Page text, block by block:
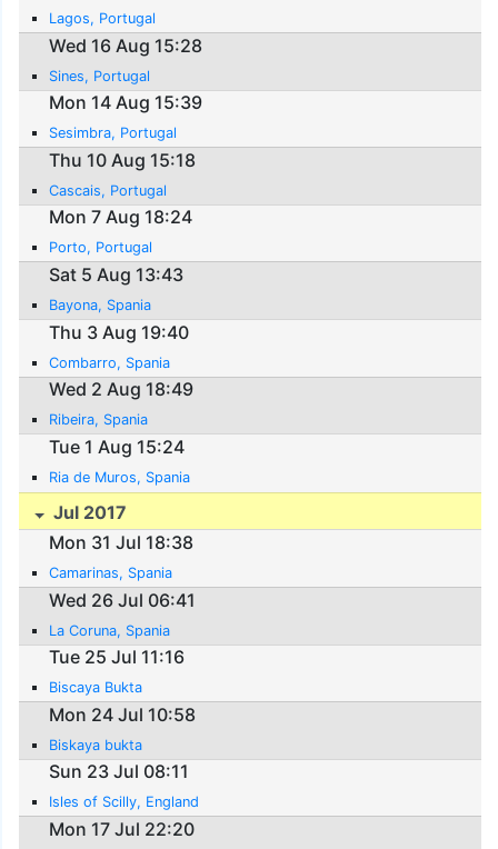
Lagos, Portugal
Wed 16 Aug 15:28
Sines, Portugal
Mon 14 Aug 15:39
Sesimbra, Portugal
Thu 10 Aug 15:18
Cascais, Portugal
Mon 7 Aug 18:24
Porto, Portugal
Sat 5 Aug 13:43
Bayona, Spania
Thu 3 Aug 19:40
Combarro, Spania
Wed 2 Aug 18:49
Ribeira, Spania
Tue 1 Aug 15:24
Ria de Muros, Spania
Jul 2017
Mon 31 Jul 18:38
Camarinas, Spania
Wed 26 Jul 06:41
La Coruna, Spania
Tue 25 Jul 11:16
Biscaya Bukta
Mon 24 Jul 10:58
Biskaya bukta
Sun 23 Jul 08:11
Isles of Scilly, England
Mon 17 Jul 22:20